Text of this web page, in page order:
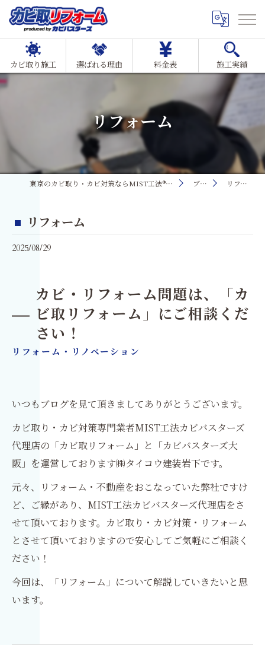
カビ取り施工 選ばれる理由 料金表 施工実績
リフォーム
東京のカビ取り・カビ対策ならMIST工法®カビ取リフォーム ブログ リフォーム
リフォーム
2025/08/29
カビ・リフォーム問題は、「カ
ビ取リフォーム」にご相談くだ
さい！
リフォーム・リノベーション
いつもブログを見て頂きましてありがとうございます。
カビ取り・カビ対策専門業者MIST工法カビバスターズ
代理店の「カビ取リフォーム」と「カビバスターズ大
阪」を運営しております㈱タイコウ建装岩下です。
元々、リフォーム・不動産をおこなっていた弊社ですけ
ど、ご縁があり、MIST工法カビバスターズ代理店をさ
せて頂いております。カビ取り・カビ対策・リフォーム
とさせて頂いておりますので安心してご気軽にご相談く
ださい！
今回は、「リフォーム」について解説していきたいと思
います。